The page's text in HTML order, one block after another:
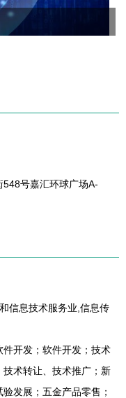
号嘉汇环球广场A-
信息技术服务业,信息传
开发；软件开发；技术
术转让、技术推广；新
发展；五金产品零售；